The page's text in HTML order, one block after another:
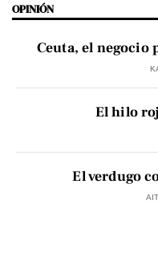
OPINIÓN
Ceuta, el
El hilo
El verdugo